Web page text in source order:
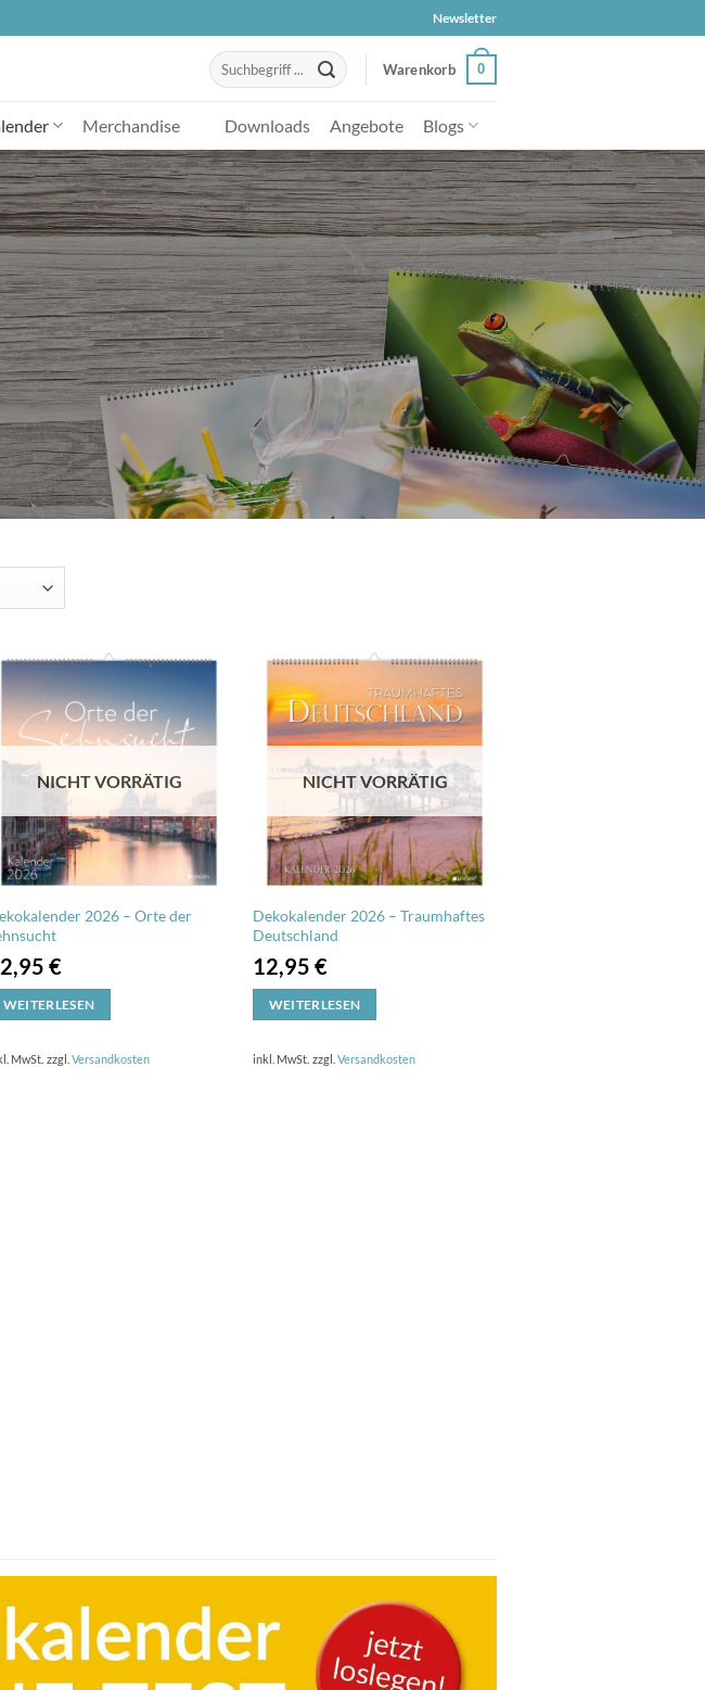
Newsletter
Suche
nach:
Warenkorb 0
Merchandise Downloads Angebote Blogs
NICHT VORRÄTIG
2026 – Orte der
€
WEITERLESEN
MwSt. zzgl. Versandkosten
NICHT VORRÄTIG
Dekokalender 2026 – Traumhaftes
Deutschland
12,95 €
WEITERLESEN
inkl. MwSt. zzgl. Versandkosten